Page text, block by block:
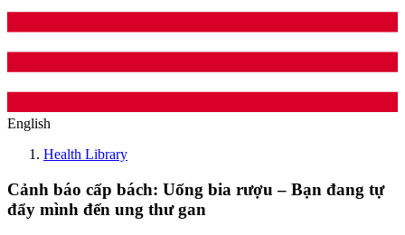
English
Health Library
Cảnh báo cấp bách: Uống bia rượu – Bạn đang tự
đẩy mình đến ung thư gan